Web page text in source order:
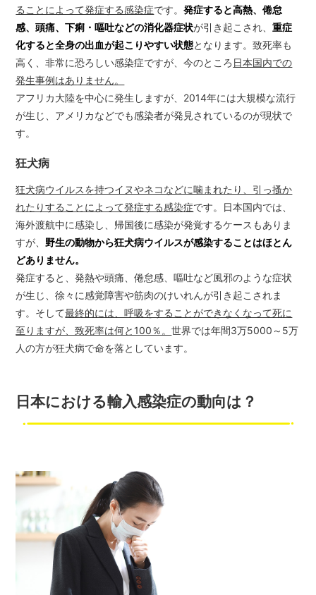
ることによって発症する感染症です。発症すると高熱、倦怠
感、頭痛、下痢・嘔吐などの消化器症状が引き起こされ、重症
化すると全身の出血が起こりやすい状態となります。致死率も
高く、非常に恐ろしい感染症ですが、今のところ 日本国内での
発生事例はありません。
アフリカ大陸を中心に発生しますが、2014年には大規模な流行
が生じ、アメリカなどでも感染者が発見されているのが現状で
す。
狂犬病
狂犬病ウイルスを持つイヌやネコなどに噛まれたり、引っ搔か
れたりすることによって発症する感染症です。日本国内では、
海外渡航中に感染し、帰国後に感染が発覚するケースもありま
すが、 野生の動物から狂犬病ウイルスが感染することはほとん
どありません。
発症すると、発熱や頭痛、倦怠感、嘔吐など風邪のような症状
が生じ、徐々に感覚障害や筋肉のけいれんが引き起こされま
す。そして最終的には、呼吸をすることができなくなって死に
至りますが、致死率は何と100％。世界では年間3万5000～5万
人の方が狂犬病で命を落としています。
日本における輸入感染症の動向は？